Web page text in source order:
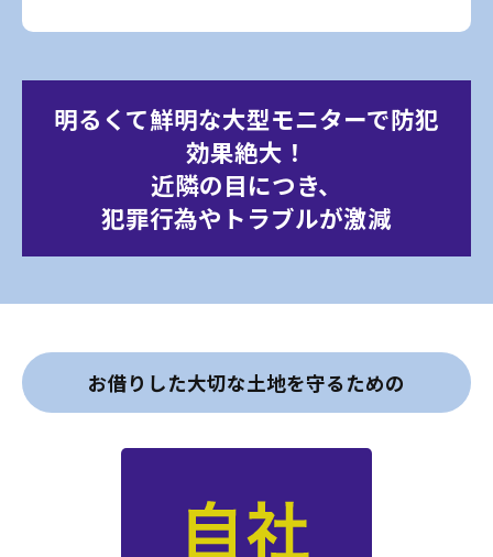
明るくて鮮明な大型モニターで防犯
効果絶大！
近隣の目につき、
犯罪行為やトラブルが激減
お借りした大切な土地を守るための